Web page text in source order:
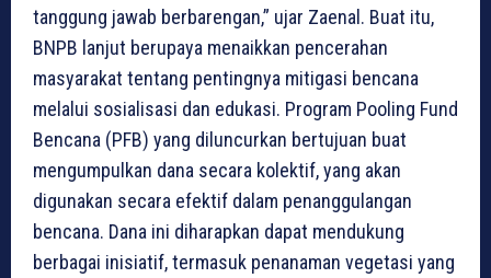
tanggung jawab berbarengan,” ujar Zaenal. Buat itu,
BNPB lanjut berupaya menaikkan pencerahan
masyarakat tentang pentingnya mitigasi bencana
melalui sosialisasi dan edukasi. Program Pooling Fund
Bencana (PFB) yang diluncurkan bertujuan buat
mengumpulkan dana secara kolektif, yang akan
digunakan secara efektif dalam penanggulangan
bencana. Dana ini diharapkan dapat mendukung
berbagai inisiatif, termasuk penanaman vegetasi yang